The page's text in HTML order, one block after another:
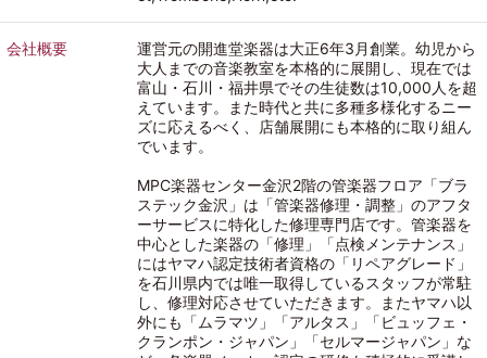
会社概要
運営元の開進堂楽器は大正6年3月創業。幼児から
大人までの音楽教室を本格的に展開し、現在では
富山・石川・福井県でその生徒数は10,000人を超
えています。また時代と共に多種多様化するニー
ズに応えるべく、店舗展開にも本格的に取り組ん
でいます。
MPC楽器センター金沢2階の管楽器フロア「ブラ
ステック金沢」は「管楽器修理・調整」のアフタ
ーサービスに特化した修理専門店です。管楽器を
中心とした楽器の「修理」「点検メンテナンス」
にはヤマハ認定技術者資格の「リペアグレード」
を石川県内では唯一取得しているスタッフが常駐
し、修理対応させていただきます。またヤマハ以
外にも「ムラマツ」「アルタス」「ビュッフェ・
クランポン・ジャパン」「セルマージャパン」な